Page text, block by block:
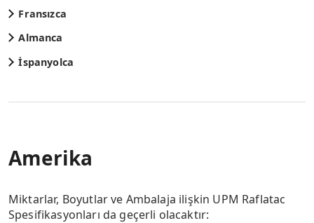
Fransızca
Almanca
İspanyolca
Amerika
Miktarlar, Boyutlar ve Ambalaja ilişkin UPM Raflatac
Spesifikasyonları da geçerli olacaktır: